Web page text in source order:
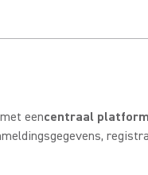
eencentraal